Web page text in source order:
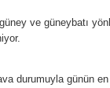
ve güneybatı
durumuyla günün